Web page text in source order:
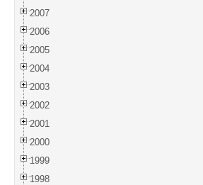
2007
2006
2005
2004
2003
2002
2001
2000
1999
1998